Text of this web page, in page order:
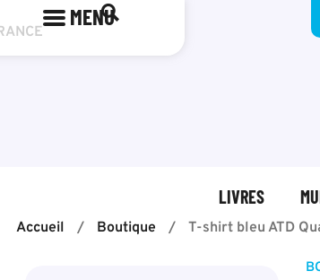
MENU
LIVRES
Accueil / Boutique / T-shirt bleu ATD